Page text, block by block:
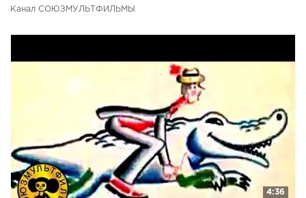
Канал СОЮЗМУЛЬТФИЛЬМЫ
4:36